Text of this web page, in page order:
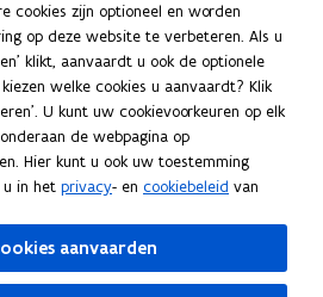
cookies zijn optioneel en worden
op deze website te verbeteren. Als u
klikt, aanvaardt u ook de optionele
welke cookies u aanvaardt? Klik
U kunt uw cookievoorkeuren op elk
de webpagina op
Hier kunt u ook uw toestemming
u in het privacy- en cookiebeleid van
aanvaarden